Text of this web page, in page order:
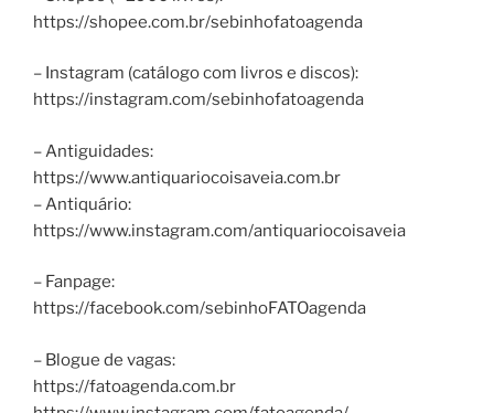
https://shopee.com.br/sebinhofatoagenda
– Instagram (catálogo com livros e discos):
https://instagram.com/sebinhofatoagenda
– Antiguidades:
https://www.antiquariocoisaveia.com.br
– Antiquário:
https://www.instagram.com/antiquariocoisaveia
– Fanpage:
https://facebook.com/sebinhoFATOagenda
– Blogue de vagas:
https://fatoagenda.com.br